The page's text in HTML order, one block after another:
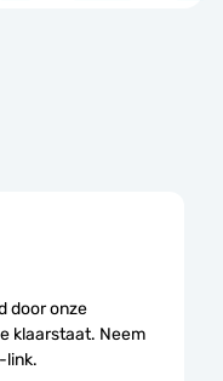
door onze
klaarstaat. Neem
link.